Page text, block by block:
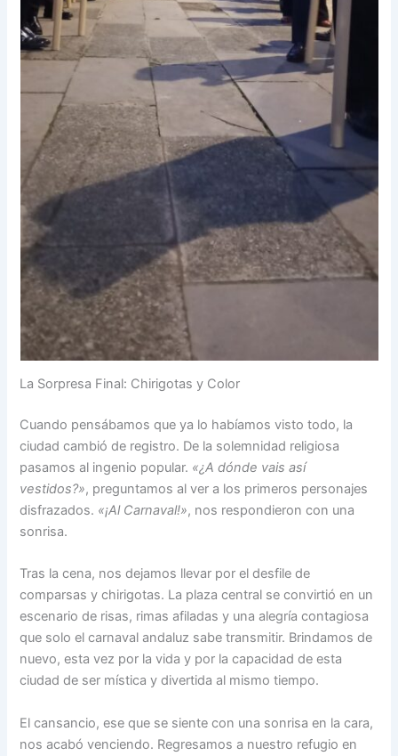
La Sorpresa Final: Chirigotas y Color
Cuando pensábamos que ya lo habíamos visto todo, la
ciudad cambió de registro. De la solemnidad religiosa
pasamos al ingenio popular. «¿A dónde vais así
vestidos?», preguntamos al ver a los primeros personajes
disfrazados. «¡Al Carnaval!», nos respondieron con una
sonrisa.
Tras la cena, nos dejamos llevar por el desfile de
comparsas y chirigotas. La plaza central se convirtió en un
escenario de risas, rimas afiladas y una alegría contagiosa
que solo el carnaval andaluz sabe transmitir. Brindamos de
nuevo, esta vez por la vida y por la capacidad de esta
ciudad de ser mística y divertida al mismo tiempo.
El cansancio, ese que se siente con una sonrisa en la cara,
nos acabó venciendo. Regresamos a nuestro refugio en